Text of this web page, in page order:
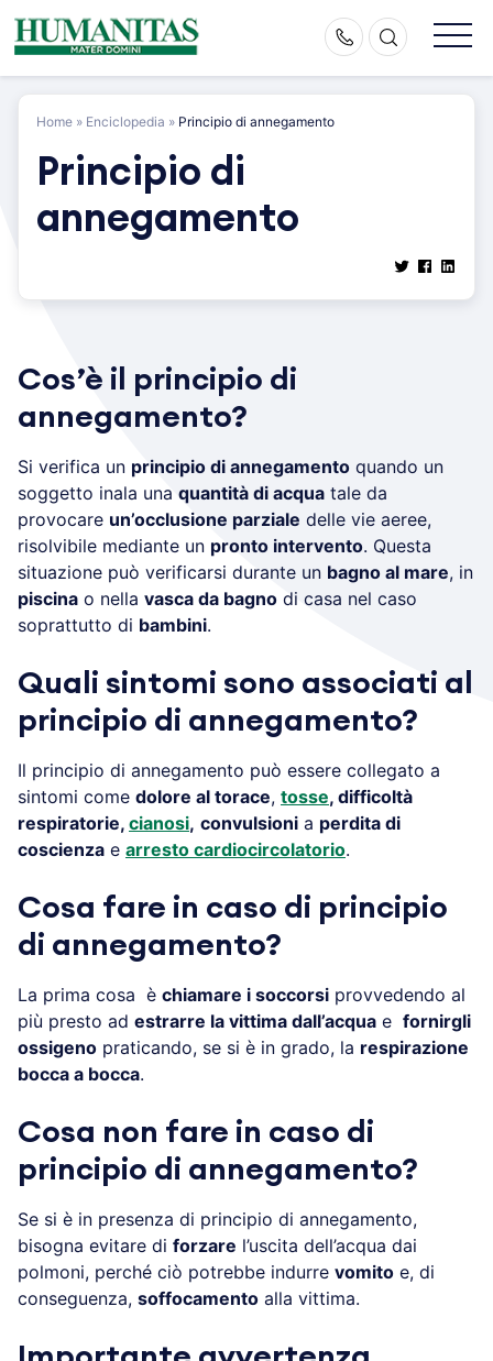
Skip
to
Home » Enciclopedia » Principio di annegamento
Principio di
annegamento
Cos’è il principio di
annegamento?
Si verifica un principio di annegamento quando un
soggetto inala una quantità di acqua tale da
provocare un’occlusione parziale delle vie aeree,
risolvibile mediante un pronto intervento. Questa
situazione può verificarsi durante un bagno al mare, in
piscina o nella vasca da bagno di casa nel caso
soprattutto di bambini.
Quali sintomi sono associati al
principio di annegamento?
Il principio di annegamento può essere collegato a
sintomi come dolore al torace, tosse, difficoltà
respiratorie, cianosi, convulsioni a perdita di
coscienza e arresto cardiocircolatorio.
Cosa fare in caso di principio
di annegamento?
La prima cosa è chiamare i soccorsi provvedendo al
più presto ad estrarre la vittima dall’acqua e fornirgli
ossigeno praticando, se si è in grado, la respirazione
bocca a bocca.
Cosa non fare in caso di
principio di annegamento?
Se si è in presenza di principio di annegamento,
bisogna evitare di forzare l’uscita dell’acqua dai
polmoni, perché ciò potrebbe indurre vomito e, di
conseguenza, soffocamento alla vittima.